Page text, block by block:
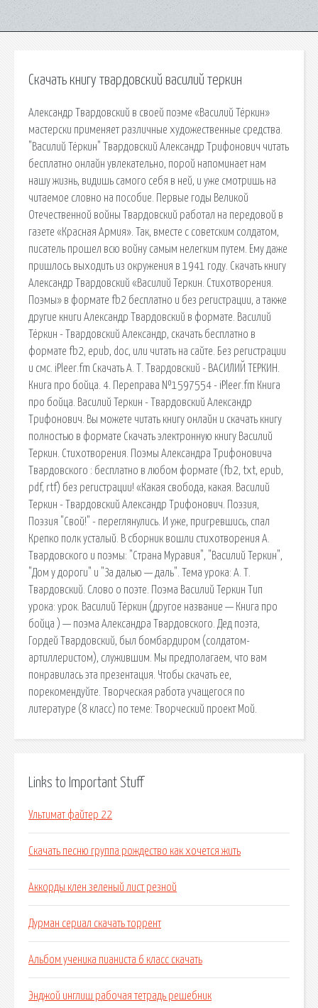
Скачать книгу твардовский василий теркин
Александр Твардовский в своей поэме «Василий Тёркин»
мастерски применяет различные художественные средства.
"Василий Тёркин" Твардовский Александр Трифонович читать
бесплатно онлайн увлекательно, порой напоминает нам
нашу жизнь, видишь самого себя в ней, и уже смотришь на
читаемое словно на пособие. Первые годы Великой
Отечественной войны Твардовский работал на передовой в
газете «Красная Армия». Так, вместе с советским солдатом,
писатель прошел всю войну самым нелегким путем. Ему даже
пришлось выходить из окружения в 1941 году. Скачать книгу
Александр Твардовский «Василий Теркин. Стихотворения.
Поэмы» в формате fb2 бесплатно и без регистрации, а также
другие книги Александр Твардовский в формате. Василий
Тёркин - Твардовский Александр, скачать бесплатно в
формате fb2, epub, doc, или читать на сайте. Без регистрации
и смс. iPleer.fm Скачать А. Т. Твардовский - ВАСИЛИЙ ТЕРКИН.
Книга про бойца. 4. Переправа №1597554 - iPleer.fm Книга
про бойца. Василий Теркин - Твардовский Александр
Трифонович. Вы можете читать книгу онлайн и скачать книгу
полностью в формате Скачать электронную книгу Василий
Теркин. Стихотворения. Поэмы Александра Трифоновича
Твардовского : бесплатно в любом формате (fb2, txt, epub,
pdf, rtf) без регистрации! «Какая свобода, какая. Василий
Теркин - Твардовский Александр Трифонович. Поэзия,
Поэзия "Свой!" - переглянулись. И уже, пригревшись, спал
Крепко полк усталый. В сборник вошли стихотворения А.
Твардовского и поэмы: "Страна Муравия", "Василий Теркин",
"Дом у дороги" и "За далью — даль". Тема урока: А. Т.
Твардовский. Слово о поэте. Поэма Василий Теркин Тип
урока: урок. Василий Тёркин (другое название — Книга про
бойца ) — поэма Александра Твардовского. Дед поэта,
Гордей Твардовский, был бомбардиром (солдатом-
артиллеристом), служившим. Мы предполагаем, что вам
понравилась эта презентация. Чтобы скачать ее,
порекомендуйте. Творческая работа учащегося по
литературе (8 класс) по теме: Творческий проект Мой.
Links to Important Stuff
Ультимат файтер 22
Скачать песню группа рождество как хочется жить
Аккорды клен зеленый лист резной
Дурман сериал скачать торрент
Альбом ученика пианиста 6 класс скачать
Энджой инглиш рабочая тетрадь решебник